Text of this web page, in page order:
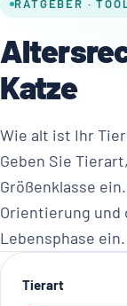
RATGEBER ·
Katze
Wie alt ist Ihr
Geben Sie
Größenklasse
Orientierung und
Lebensphase ein.
Tierart